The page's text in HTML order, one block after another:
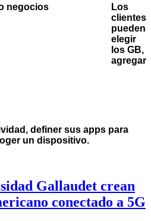
Los
clientes
pueden
elegir
los GB,
agregar
definer sus apps para
un dispositivo.
Gallaudet crean
conectado a 5G